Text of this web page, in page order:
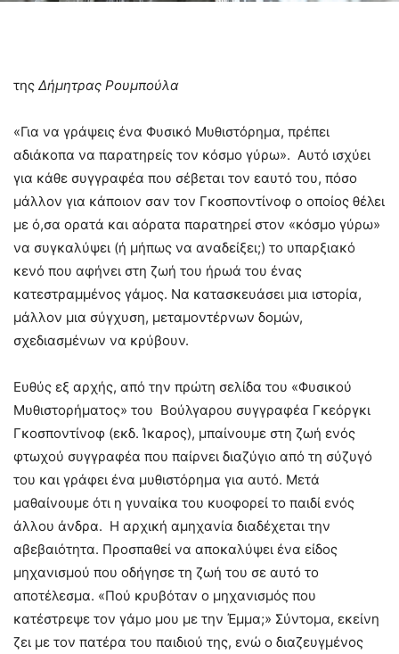
της Δήμητρας Ρουμπούλα
«Για να γράψεις ένα Φυσικό Μυθιστόρημα, πρέπει
αδιάκοπα να παρατηρείς τον κόσμο γύρω». Αυτό ισχύει
για κάθε συγγραφέα που σέβεται τον εαυτό του, πόσο
μάλλον για κάποιον σαν τον Γκοσποντίνοφ ο οποίος θέλει
με ό,σα ορατά και αόρατα παρατηρεί στον «κόσμο γύρω»
να συγκαλύψει (ή μήπως να αναδείξει;) το υπαρξιακό
κενό που αφήνει στη ζωή του ήρωά του ένας
κατεστραμμένος γάμος. Να κατασκευάσει μια ιστορία,
μάλλον μια σύγχυση, μεταμοντέρνων δομών,
σχεδιασμένων να κρύβουν.
Ευθύς εξ αρχής, από την πρώτη σελίδα του «Φυσικού
Μυθιστορήματος» του Βούλγαρου συγγραφέα Γκεόργκι
Γκοσποντίνοφ (εκδ. Ίκαρος), μπαίνουμε στη ζωή ενός
φτωχού συγγραφέα που παίρνει διαζύγιο από τη σύζυγό
του και γράφει ένα μυθιστόρημα για αυτό. Μετά
μαθαίνουμε ότι η γυναίκα του κυοφορεί το παιδί ενός
άλλου άνδρα. Η αρχική αμηχανία διαδέχεται την
αβεβαιότητα. Προσπαθεί να αποκαλύψει ένα είδος
μηχανισμού που οδήγησε τη ζωή του σε αυτό το
αποτέλεσμα. «Πού κρυβόταν ο μηχανισμός που
κατέστρεψε τον γάμο μου με την Έμμα;» Σύντομα, εκείνη
ζει με τον πατέρα του παιδιού της, ενώ ο διαζευγμένος